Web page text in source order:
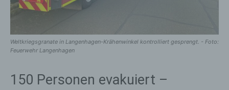
Weltkriegsgranate in Langenhagen-Krähenwinkel kontrolliert gesprengt. - Foto:
Feuerwehr Langenhagen
150 Personen evakuiert –